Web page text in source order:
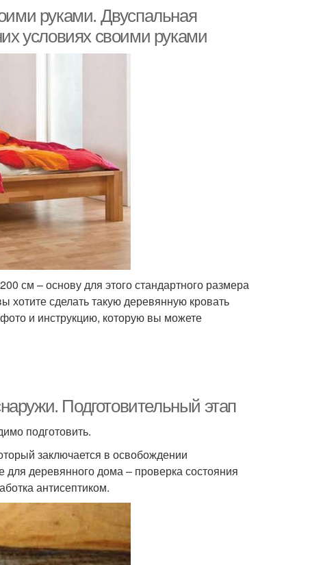
руками. Двуспальная
условиях своими руками
см – основу для этого стандартного размера
сделать такую деревянную кровать
и инструкцию, которую вы можете
Подготовительный этап
подготовить.
заключается в освобождении
деревянного дома – проверка состояния
антисептиком.